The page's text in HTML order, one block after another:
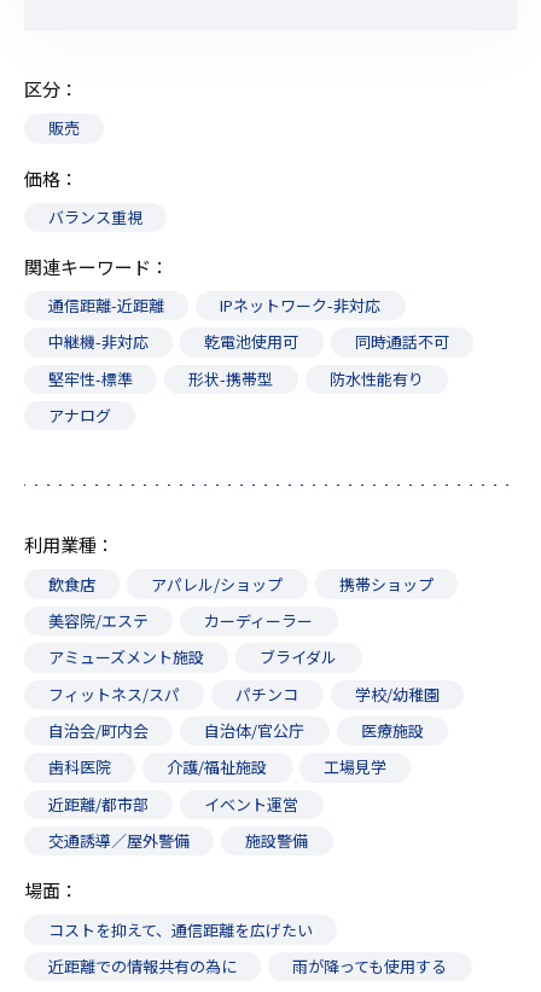
区分
販売
価格
バランス重視
関連キーワード
通信距離-近距離
IPネットワーク-非対応
中継機-非対応
乾電池使用可
同時通話不可
堅牢性-標準
形状-携帯型
防水性能有り
アナログ
利用業種
飲食店 アパレル/ショップ
携帯ショップ
美容院/エステ
カーディーラー
アミューズメント施設
ブライダル
フィットネス/スパ
パチンコ
学校/幼稚園
自治会/町内会
自治体/官公庁
医療施設
歯科医院
介護/福祉施設
工場見学
近距離/都市部
イベント運営
交通誘導／屋外警備
施設警備
場面
コストを抑えて、通信距離を広げたい
近距離での情報共有の為に
雨が降っても使用する